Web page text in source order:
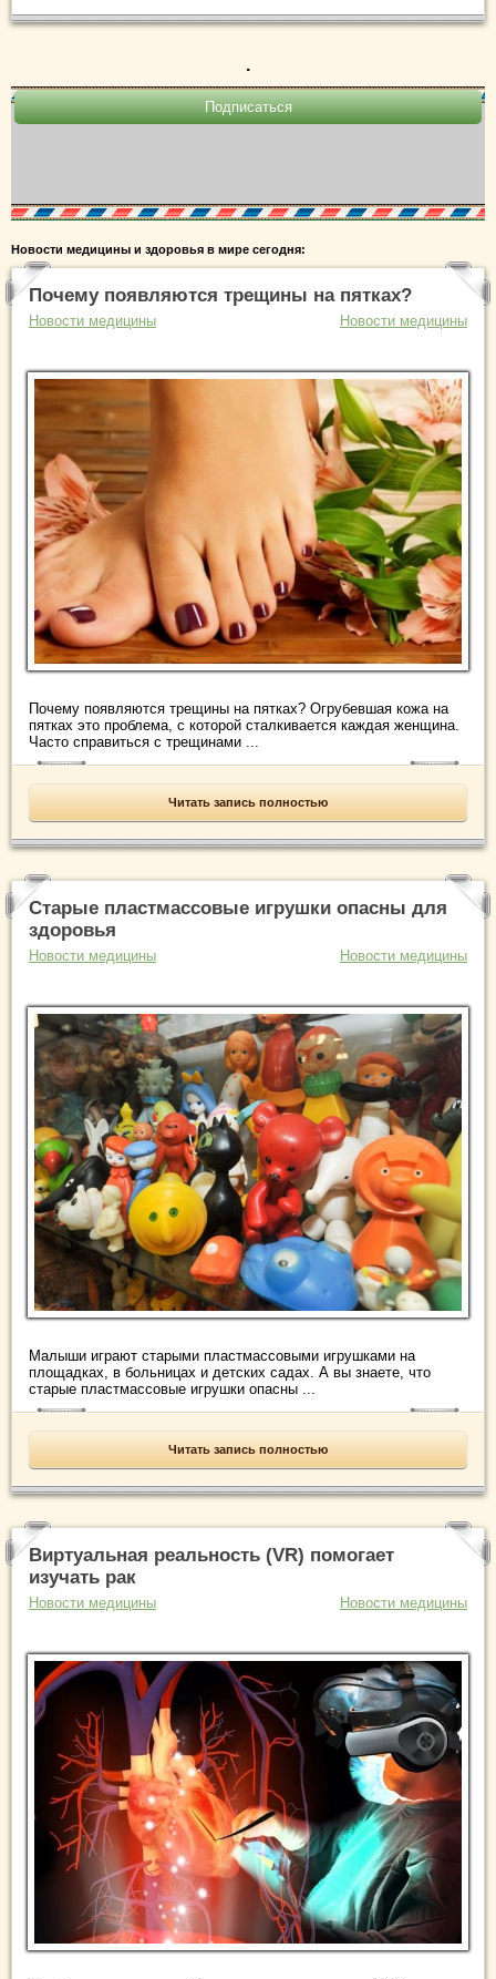
.
Новости медицины и здоровья в мире сегодня:
Почему появляются трещины на пятках?
Новости медицины Новости медицины
Почему появляются трещины на пятках? Огрубевшая кожа на
пятках это проблема, с которой сталкивается каждая женщина.
Часто справиться с трещинами ...
Читать запись полностью
Старые пластмассовые игрушки опасны для
здоровья
Новости медицины Новости медицины
Малыши играют старыми пластмассовыми игрушками на
площадках, в больницах и детских садах. А вы знаете, что
старые пластмассовые игрушки опасны ...
Читать запись полностью
Виртуальная реальность (VR) помогает
изучать рак
Новости медицины Новости медицины